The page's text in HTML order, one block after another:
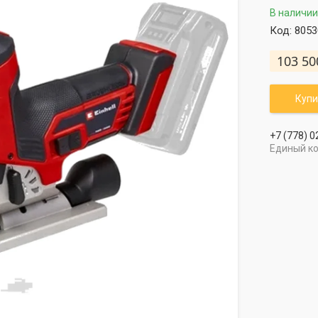
В наличии
Код:
103
+7 (778)
Единый